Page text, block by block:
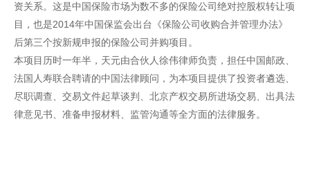
资关系。这是中国保险市场为数不多的保险公司绝对控股权转让项
目，也是2014年中国保监会出台《保险公司收购合并管理办法》
后第三个按新规申报的保险公司并购项目。
本项目历时一年半，天元由合伙人徐伟律师负责，担任中国邮政、
法国人寿联合聘请的中国法律顾问，为本项目提供了投资者遴选、
尽职调查、交易文件起草谈判、北京产权交易所进场交易、出具法
律意见书、准备申报材料、监管沟通等全方面的法律服务。